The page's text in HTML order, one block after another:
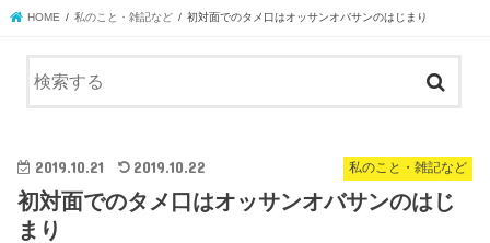
HOME 私のこと・雑記など 初対面でのタメ口はオッサンオバサンのはじまり
私のこと・雑記など
2019.10.21 2019.10.22
初対面でのタメ口はオッサンオバサンのはじ
まり